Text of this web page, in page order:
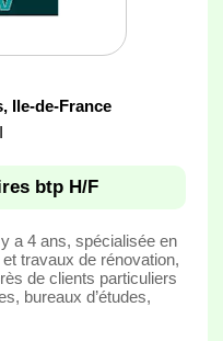
, Ile-de-France
btp H/F
a 4 ans, spécialisée en
travaux de rénovation,
de clients particuliers
bureaux d’études,